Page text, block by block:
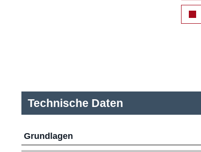
Technische Daten
Grundlagen